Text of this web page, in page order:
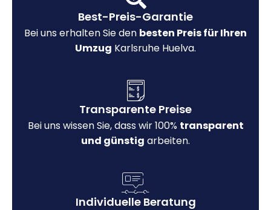
Best-Preis-Garantie
Bei uns erhalten Sie den besten Preis für Ihren
Umzug Karlsruhe Huelva.
Transparente Preise
Bei uns wissen Sie, dass wir 100% transparent
und günstig arbeiten.
Individuelle Beratung